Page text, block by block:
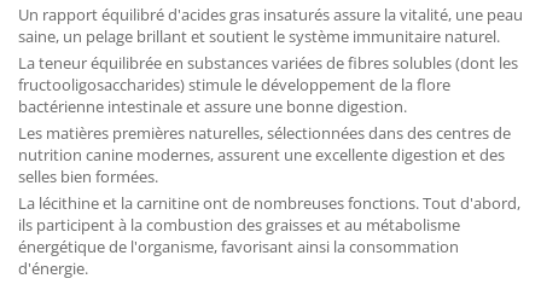
Un rapport équilibré d'acides gras insaturés assure la vitalité, une peau
saine, un pelage brillant et soutient le système immunitaire naturel.
La teneur équilibrée en substances variées de fibres solubles (dont les
fructooligosaccharides) stimule le développement de la flore
bactérienne intestinale et assure une bonne digestion.
Les matières premières naturelles, sélectionnées dans des centres de
nutrition canine modernes, assurent une excellente digestion et des
selles bien formées.
La lécithine et la carnitine ont de nombreuses fonctions. Tout d'abord,
ils participent à la combustion des graisses et au métabolisme
énergétique de l'organisme, favorisant ainsi la consommation
d'énergie.